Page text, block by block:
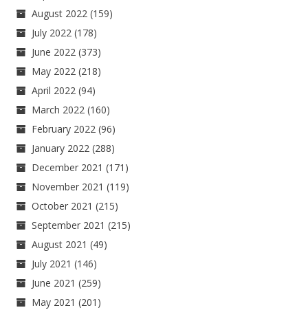
August 2022 (159)
July 2022 (178)
June 2022 (373)
May 2022 (218)
April 2022 (94)
March 2022 (160)
February 2022 (96)
January 2022 (288)
December 2021 (171)
November 2021 (119)
October 2021 (215)
September 2021 (215)
August 2021 (49)
July 2021 (146)
June 2021 (259)
May 2021 (201)